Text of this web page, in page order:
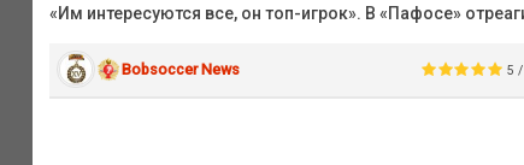
«Им интересуются все, он топ-игрок». В «Пафосе»
Bobsoccer News 5 /